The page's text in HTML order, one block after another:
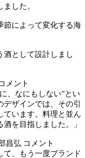
した。
節によって変化する海
酒として設計しまし
メント
、なにもしない”とい
ザインでは、その引
ています。料理と並ん
を目指しました。」
昌弘 コメント
て、もう一度ブランド